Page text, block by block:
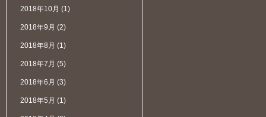
2018年10月 (1)
2018年9月 (2)
2018年8月 (1)
2018年7月 (5)
2018年6月 (3)
2018年5月 (1)